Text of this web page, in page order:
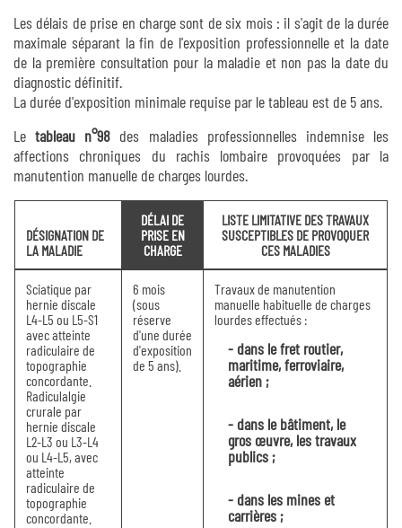
Les délais de prise en charge sont de six mois : il s'agit de la durée
maximale séparant la fin de l'exposition professionnelle et la date
de la première consultation pour la maladie et non pas la date du
diagnostic définitif.
La durée d'exposition minimale requise par le tableau est de 5 ans.
Letableau n°98 des maladies professionnelles indemnise les
affections chroniques du rachis lombaire provoquées par la
manutention manuelle de charges lourdes.
DÉSIGNATION DE
LA MALADIE
DÉLAI DE
PRISE EN
CHARGE
LISTE LIMITATIVE DES TRAVAUX
SUSCEPTIBLES DE PROVOQUER
CES MALADIES
Sciatique par
hernie discale
L4-L5 ou L5-S1
avec atteinte
radiculaire de
topographie
concordante.
Radiculalgie
crurale par
hernie discale
L2-L3 ou L3-L4
ou L4-L5, avec
atteinte
radiculaire de
topographie
concordante.
6 mois
(sous
réserve
d'une durée
d'exposition
de 5 ans).
Travaux de manutention
manuelle habituelle de charges
lourdes effectués :
- dans le fret routier,
maritime, ferroviaire,
aérien ;
- dans le bâtiment, le
gros œuvre, les travaux
publics ;
- dans les mines et
carrières ;